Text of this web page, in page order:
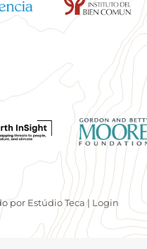
por Estúdio Teca| Login